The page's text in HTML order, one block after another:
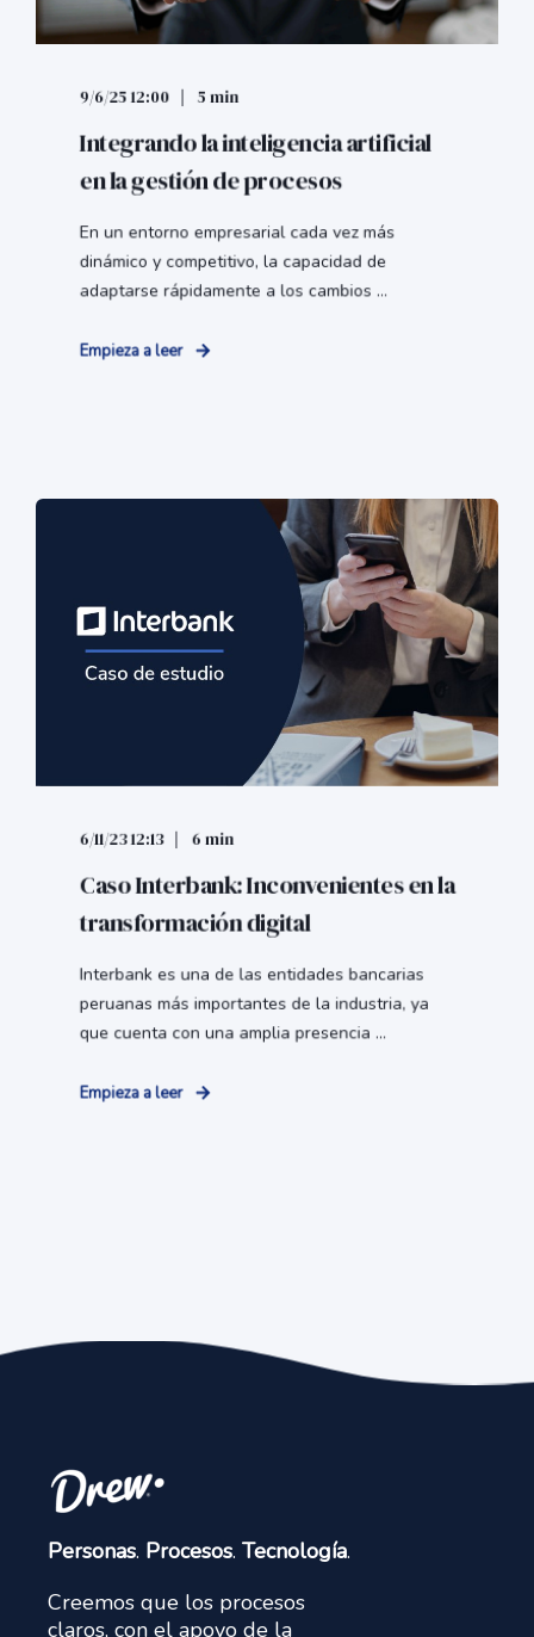
9/6/25 12:00 5 min
Integrando la inteligencia artificial
en la gestión de procesos
En un entorno empresarial cada vez más
dinámico y competitivo, la capacidad de
adaptarse rápidamente a los cambios ...
Empieza a leer
6/11/23 12:13 6 min
Caso Interbank: Inconvenientes en la
transformación digital
Interbank es una de las entidades bancarias
peruanas más importantes de la industria, ya
que cuenta con una amplia presencia ...
Empieza a leer
Personas. Procesos. Tecnología.
Creemos que los procesos
claros, con el apoyo de la